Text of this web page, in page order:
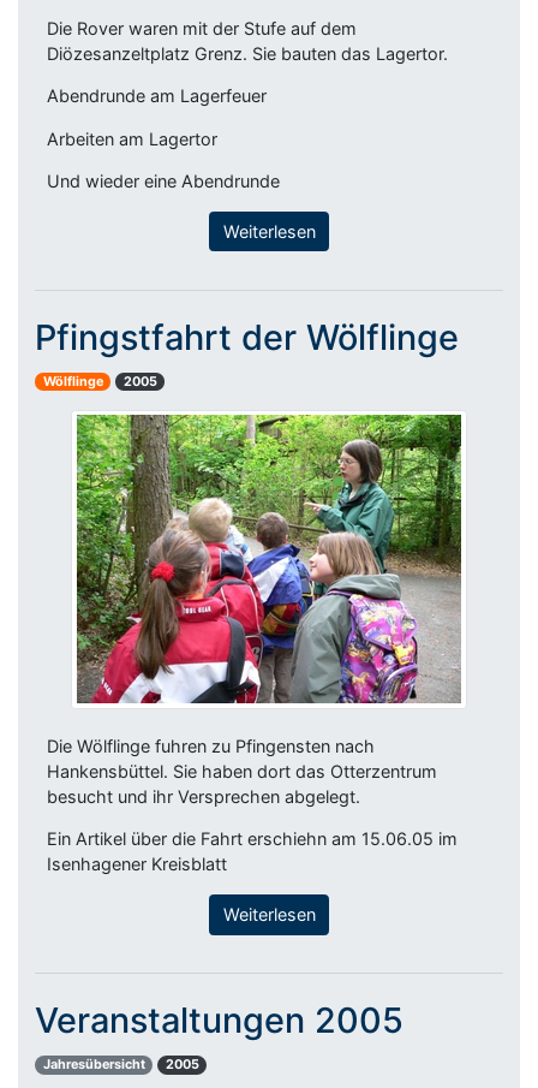
Die Rover waren mit der Stufe auf dem
Diözesanzeltplatz Grenz. Sie bauten das Lagertor.
Abendrunde am Lagerfeuer
Arbeiten am Lagertor
Und wieder eine Abendrunde
Weiterlesen
Pfingstfahrt der Wölflinge
Wölflinge 2005
Die Wölflinge fuhren zu Pfingensten nach
Hankensbüttel. Sie haben dort das Otterzentrum
besucht und ihr Versprechen abgelegt.
Ein Artikel über die Fahrt erschiehn am 15.06.05 im
Isenhagener Kreisblatt
Weiterlesen
Veranstaltungen 2005
Jahresübersicht 2005